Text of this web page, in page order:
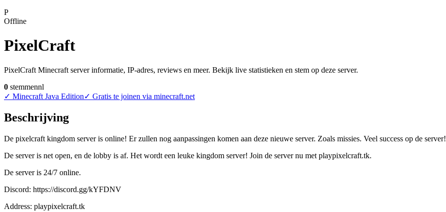
P
Offline
PixelCraft
PixelCraft Minecraft server informatie, IP-adres, reviews en meer. Bekijk live statistieken en stem op deze server.
0 stemmennl
✓ Minecraft Java Edition✓ Gratis te joinen via minecraft.net
Beschrijving
De pixelcraft kingdom server is online! Er zullen nog aanpassingen komen aan deze nieuwe server. Zoals missies. Veel success op de server!
De server is net open, en de lobby is af. Het wordt een leuke kingdom server! Join de server nu met playpixelcraft.tk.
De server is 24/7 online.
Discord: https://discord.gg/kYFDNV
Address: playpixelcraft.tk